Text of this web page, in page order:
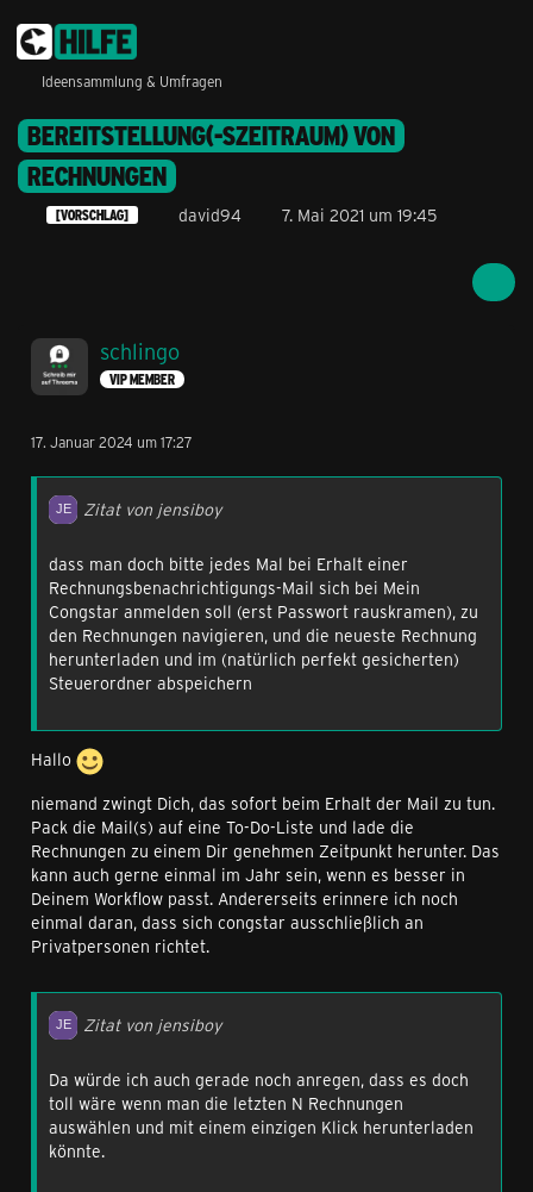
Ideensammlung & Umfragen
BEREITSTELLUNG(-SZEITRAUM) VON
RECHNUNGEN
[VORSCHLAG] david94 7. Mai 2021 um 19:45
schlingo
VIP MEMBER
17. Januar 2024 um 17:27
Zitat von jensiboy
dass man doch bitte jedes Mal bei Erhalt einer
Rechnungsbenachrichtigungs-Mail sich bei Mein
Congstar anmelden soll (erst Passwort rauskramen), zu
den Rechnungen navigieren, und die neueste Rechnung
herunterladen und im (natürlich perfekt gesicherten)
Steuerordner abspeichern
Hallo
niemand zwingt Dich, das sofort beim Erhalt der Mail zu tun.
Pack die Mail(s) auf eine To-Do-Liste und lade die
Rechnungen zu einem Dir genehmen Zeitpunkt herunter. Das
kann auch gerne einmal im Jahr sein, wenn es besser in
Deinem Workflow passt. Andererseits erinnere ich noch
einmal daran, dass sich congstar ausschließlich an
Privatpersonen richtet.
Zitat von jensiboy
Da würde ich auch gerade noch anregen, dass es doch
toll wäre wenn man die letzten N Rechnungen
auswählen und mit einem einzigen Klick herunterladen
könnte.